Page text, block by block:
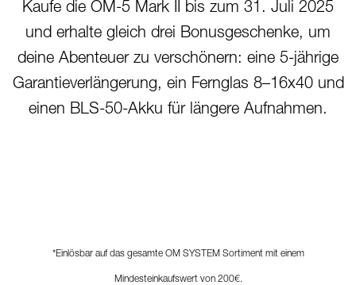
Kaufe die OM-5 Mark II bis zum 31. Juli 2025
und erhalte gleich drei Bonusgeschenke, um
deine Abenteuer zu verschönern: eine 5-jährige
Garantieverlängerung, ein Fernglas 8–16x40 und
einen BLS-50-Akku für längere Aufnahmen.
*Einlösbar auf das gesamte OM SYSTEM Sortiment mit einem
Mindesteinkaufswert von 200€.